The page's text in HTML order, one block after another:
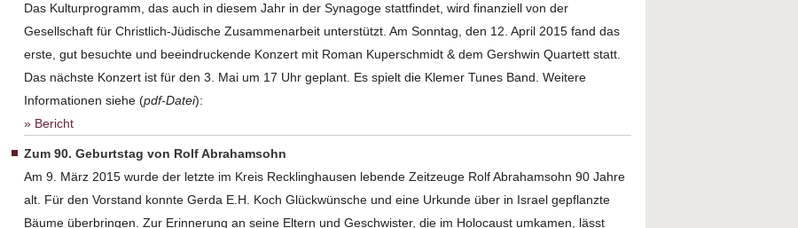
Das Kulturprogramm, das auch in diesem Jahr in der Synagoge stattfindet, wird finanziell von der
Gesellschaft für Christlich-Jüdische Zusammenarbeit unterstützt. Am Sonntag, den 12. April 2015 fand das
erste, gut besuchte und beeindruckende Konzert mit Roman Kuperschmidt & dem Gershwin Quartett statt.
Das nächste Konzert ist für den 3. Mai um 17 Uhr geplant. Es spielt die Klemer Tunes Band. Weitere
Informationen siehe (pdf-Datei):
Bericht
Zum 90. Geburtstag von Rolf Abrahamsohn
Am 9. März 2015 wurde der letzte im Kreis Recklinghausen lebende Zeitzeuge Rolf Abrahamsohn 90 Jahre
alt. Für den Vorstand konnte Gerda E.H. Koch Glückwünsche und eine Urkunde über in Israel gepflanzte
Bäume überbringen. Zur Erinnerung an seine Eltern und Geschwister, die im Holocaust umkamen, lässt